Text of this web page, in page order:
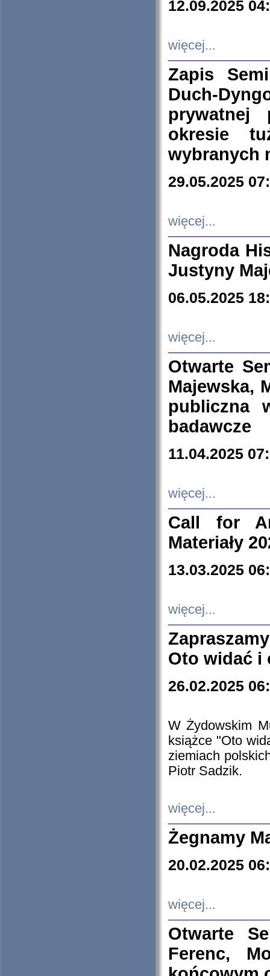
12.09.2025
więcej...
Zapis
Duch-
prywatnej
okresie
wybranych
29.05.2025
więcej...
Nagroda
Justyny
06.05.2025
więcej...
Otwarte
Majewska,
publiczna
badawcze
11.04.2025
więcej...
Call for
Materiały
13.03.2025
więcej...
Oto widać i
26.02.2025
W Żydowskim
książce "Oto
ziemiach
Piotr Sadzik.
więcej...
Żegnamy
20.02.2025
więcej...
Otwarte
Ferenc,